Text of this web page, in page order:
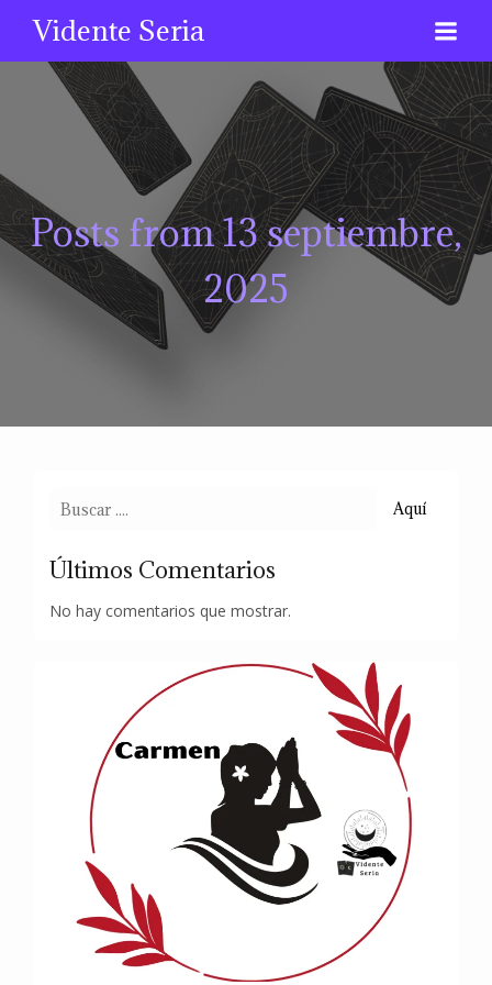
Vidente Seria
Posts from 13 septiembre,
2025
Aquí
Últimos Comentarios
No hay comentarios que mostrar.